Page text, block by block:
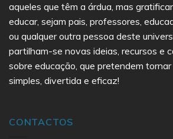
aqueles que têm a árdua, mas
educar, sejam pais, professores,
ou qualquer outra pessoa deste
partilham-se novas ideias, recursos e
sobre educação, que pretendem
simples, divertida e eficaz!
CONTACTOS